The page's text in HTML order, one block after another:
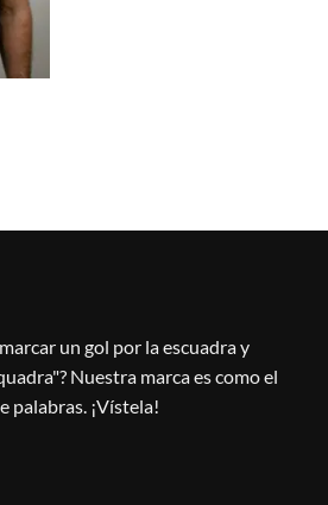
un gol por la escuadra y
Nuestra marca es como el
palabras. ¡Vístela!